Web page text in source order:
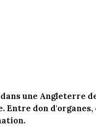
une Angleterre
don